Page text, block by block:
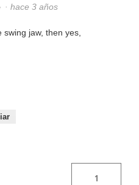
· hace 3 años
jaw, then yes,
1